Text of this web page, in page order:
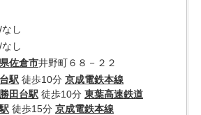
し
し
佐倉市井野町６８－２２
駅 徒歩10分 京成電鉄本線
田台駅 徒歩10分 東葉高速鉄道
徒歩15分 京成電鉄本線